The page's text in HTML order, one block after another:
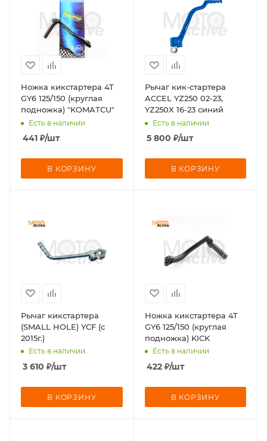
Ножка кикстартера 4T
GY6 125/150 (круглая
подножка) "KOMATCU"
Есть в наличии
441 ₽/шт
В КОРЗИНУ
Рычаг кик-стартера
ACCEL YZ250 02-23,
YZ250X 16-23 синий
Есть в наличии
5 800 ₽/шт
В КОРЗИНУ
Рычаг кикстартера
(SMALL HOLE) YCF (с
2015г.)
Есть в наличии
3 610 ₽/шт
В КОРЗИНУ
Ножка кикстартера 4T
GY6 125/150 (круглая
подножка) KICK
Есть в наличии
422₽/шт
В КОРЗИНУ